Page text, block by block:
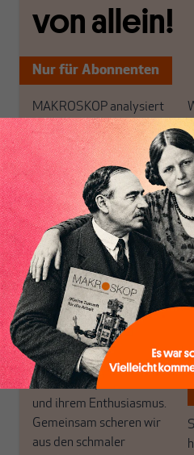
Inhaltsverzeichnis
von allein!
Nur für Abonnenten
MAKROSKOP analysiert
wirtschaftspolitische
Themen aus einer
postkeynesianischen
Perspektive und ist damit
in Deutschland einzigartig.
MAKROSKOP steht für
das große Ganze. Wir
haben einen Blick auf
Geld, Wirtschaft und
Politik, den Sie so
woanders nicht finden.
Dabei leben wir von
unseren Autoren, ihren
Recherchen, ihrem Wissen
und ihrem Enthusiasmus.
Gemeinsam scheren wir
aus den schmaler